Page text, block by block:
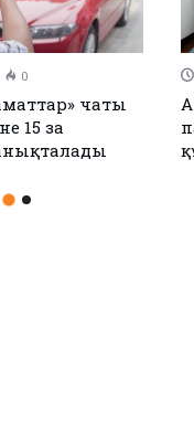
0
шығарып,
атанды